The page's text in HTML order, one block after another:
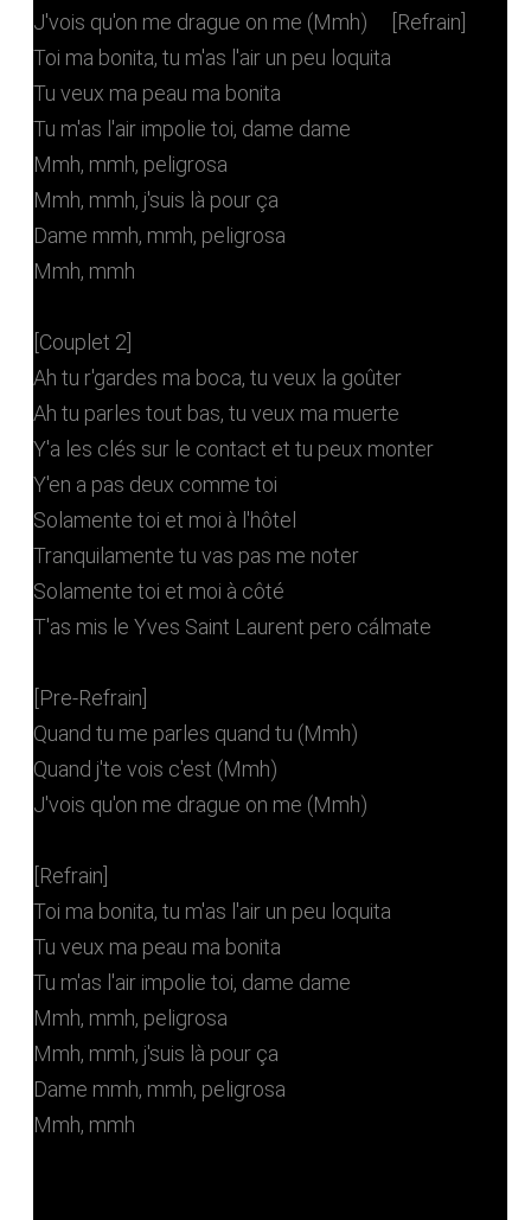
J'vois qu'on me drague on me (Mmh) [Refrain]
Toi ma bonita, tu m'as l'air un peu loquita
Tu veux ma peau ma bonita
Tu m'as l'air impolie toi, dame dame
Mmh, mmh, peligrosa
Mmh, mmh, j'suis là pour ça
Damе mmh, mmh, peligrosa
Mmh, mmh
[Couplet 2]
Ah tu r'gardes ma boca, tu veux la goûtеr
Ah tu parles tout bas, tu veux ma muerte
Y'a les clés sur le contact et tu peux monter
Y'en a pas deux comme toi
Solamente toi et moi à l'hôtel
Tranquilamente tu vas pas me noter
Solamente toi et moi à côté
T'as mis le Yves Saint Laurent pero cálmate
[Pre-Refrain]
Quand tu me parles quand tu (Mmh)
Quand j'te vois c'est (Mmh)
J'vois qu'on me drague on me (Mmh)
[Refrain]
Toi ma bonita, tu m'as l'air un peu loquita
Tu veux ma peau ma bonita
Tu m'as l'air impolie toi, dame dame
Mmh, mmh, peligrosa
Mmh, mmh, j'suis là pour ça
Dame mmh, mmh, peligrosa
Mmh, mmh